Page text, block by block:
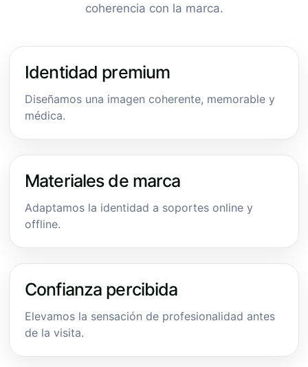
coherencia con la marca.
Identidad premium
Diseñamos una imagen coherente, memorable y
médica.
Materiales de marca
Adaptamos la identidad a soportes online y
offline.
Confianza percibida
Elevamos la sensación de profesionalidad antes
de la visita.